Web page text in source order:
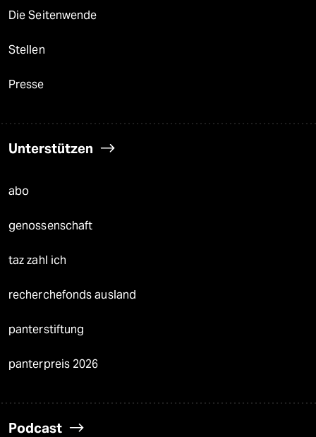
Die Seitenwende
Stellen
Presse
Unterstützen
abo
genossenschaft
taz zahl ich
recherchefonds ausland
panterstiftung
panterpreis 2026
Podcast